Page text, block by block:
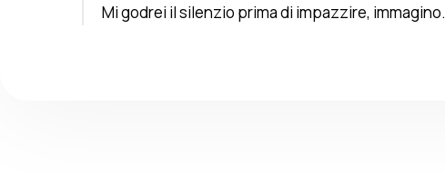
Mi godrei il silenzio prima di impazzire, immagino.